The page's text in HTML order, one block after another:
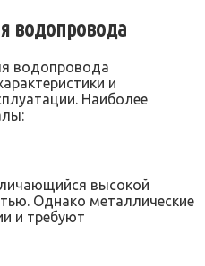
водопровода
водопровода
и
Наиболее
высокой
Однако металлические
и требуют